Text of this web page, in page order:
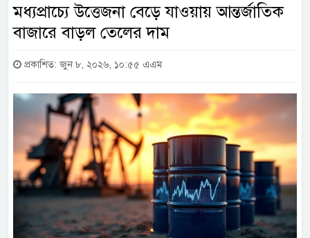
মধ্যপ্রাচ্যে উত্তেজনা বেড়ে যাওয়ায় আন্তর্জাতিক
বাজারে বাড়ল তেলের দাম
প্রকাশিত: জুন ৮, ২০২৬, ১০:৫৫ এএম